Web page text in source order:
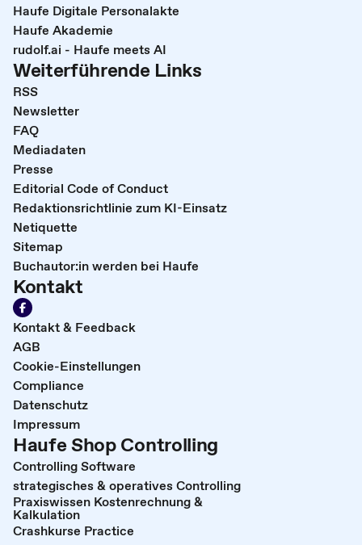
Haufe Digitale Personalakte
Haufe Akademie
rudolf.ai - Haufe meets AI
Weiterführende Links
RSS
Newsletter
FAQ
Mediadaten
Presse
Editorial Code of Conduct
Redaktionsrichtlinie zum KI-Einsatz
Netiquette
Sitemap
Buchautor:in werden bei Haufe
Kontakt
Kontakt & Feedback
AGB
Cookie-Einstellungen
Compliance
Datenschutz
Impressum
Haufe Shop Controlling
Controlling Software
strategisches & operatives Controlling
Praxiswissen Kostenrechnung &
Kalkulation
Crashkurse Practice